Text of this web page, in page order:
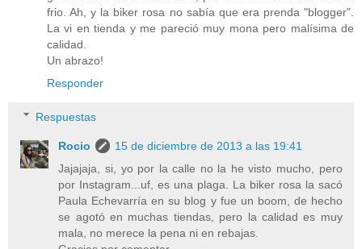
frio. Ah, y la biker rosa no sabía que era prenda "blogger".
La vi en tienda y me pareció muy mona pero malísima de
calidad.
Un abrazo!
Responder
Respuestas
Rocio
15 de diciembre de 2013 a las 19:41
Jajajaja, si, yo por la calle no la he visto mucho, pero
por Instagram...uf, es una plaga. La biker rosa la sacó
Paula Echevarría en su blog y fue un boom, de hecho
se agotó en muchas tiendas, pero la calidad es muy
mala, no merece la pena ni en rebajas.